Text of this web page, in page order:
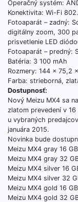
Operačný systém:
Konektivita: Wi-Fi
Fotoaparát – zadný:
digitálny zoom, 300
prisvetlenie LED
Fotoaparát – predný:
Batéria: 3 100 mAh
Rozmery: 144 x 75,2
Farba: strieborná,
Dostupnosť:
Nový Meizu MX4 sa
zlatom prevedení v
u vybraných
januára 2015.
Novinka bude
Meizu MX4 gray 16
Meizu MX4 gray 32
Meizu MX4 silver 16
Meizu MX4 silver 32
Meizu MX4 gold 16
Meizu MX4 gold 32